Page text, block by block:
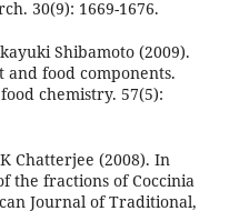
30(9): 1669-1676.
Shibamoto (2009).
food components.
chemistry. 57(5):
Chatterjee (2008). In
the fractions of Coccinia
Journal of Traditional,